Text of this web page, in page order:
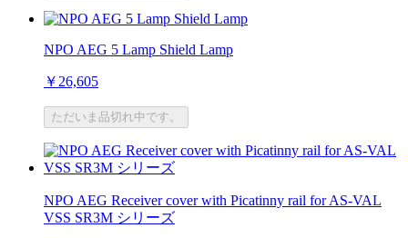
NPO AEG 5 Lamp Shield Lamp
￥26,605
ただいま品切れ中です。
NPO AEG Receiver cover with Picatinny rail for AS-VAL
VSS SR3M シリーズ